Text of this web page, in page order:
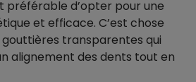
préférable d’opter pour une
et efficace. C’est chose
transparentes qui
alignement des dents tout en